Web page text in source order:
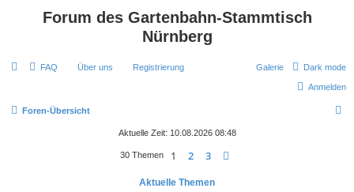
Forum des Gartenbahn-Stammtisch
Nürnberg
Dark mode
Galerie
FAQ Über uns Registrierung
Anmelden
Foren-Übersicht
Aktuelle Zeit: 10.08.2026 08:48
30 Themen 1 2 3
Aktuelle Themen